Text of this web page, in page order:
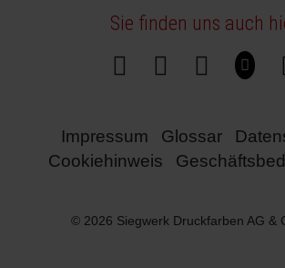
Sie finden uns auch
Impressum Glossar
Cookiehinweis
© 2026 Siegwerk Druckfarben AG &